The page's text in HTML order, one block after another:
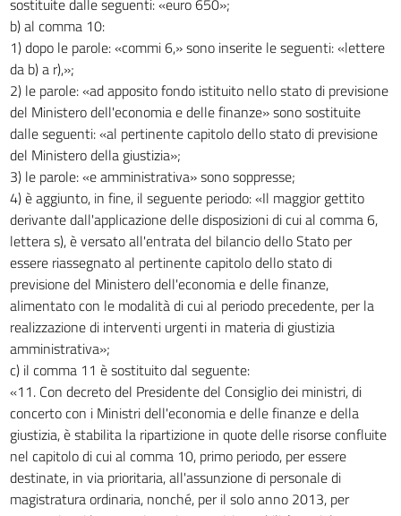
sostituite dalle seguenti: «euro 650»;
b) al comma 10:
1) dopo le parole: «commi 6,» sono inserite le seguenti: «lettere
da b) a r),»;
2) le parole: «ad apposito fondo istituito nello stato di previsione
del Ministero dell'economia e delle finanze» sono sostituite
dalle seguenti: «al pertinente capitolo dello stato di previsione
del Ministero della giustizia»;
3) le parole: «e amministrativa» sono soppresse;
4) è aggiunto, in fine, il seguente periodo: «Il maggior gettito
derivante dall'applicazione delle disposizioni di cui al comma 6,
lettera s), è versato all'entrata del bilancio dello Stato per
essere riassegnato al pertinente capitolo dello stato di
previsione del Ministero dell'economia e delle finanze,
alimentato con le modalità di cui al periodo precedente, per la
realizzazione di interventi urgenti in materia di giustizia
amministrativa»;
c) il comma 11 è sostituito dal seguente:
«11. Con decreto del Presidente del Consiglio dei ministri, di
concerto con i Ministri dell'economia e delle finanze e della
giustizia, è stabilita la ripartizione in quote delle risorse confluite
nel capitolo di cui al comma 10, primo periodo, per essere
destinate, in via prioritaria, all'assunzione di personale di
magistratura ordinaria, nonché, per il solo anno 2013, per